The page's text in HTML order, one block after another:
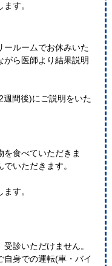
す。
ルームでお休みいた
がら医師より結果説明
間後)にご説明をいた
食べていただきま
いただきます。
す。
診いただけません。
自身での運転(車・バイ